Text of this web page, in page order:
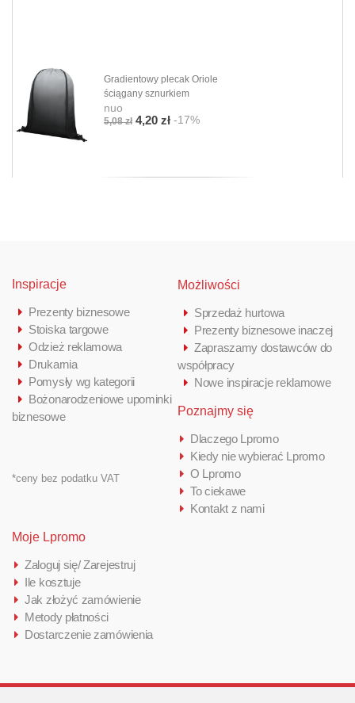
Gradientowy plecak Oriole
ściągany sznurkiem
nuo
5,08 zł 4,20 zł -17%
Inspiracje
Prezenty biznesowe
Stoiska targowe
Odzież reklamowa
Drukarnia
Pomysły wg kategorii
Bożonarodzeniowe upominki
biznesowe
*ceny bez podatku VAT
Możliwości
Sprzedaż hurtowa
Prezenty biznesowe inaczej
Zapraszamy dostawców do
współpracy
Nowe inspiracje reklamowe
Poznajmy się
Dlaczego Lpromo
Kiedy nie wybierać Lpromo
O Lpromo
To ciekawe
Kontakt z nami
Moje Lpromo
Zaloguj się/ Zarejestruj
Ile kosztuje
Jak złożyć zamówienie
Metody płatności
Dostarczenie zamówienia